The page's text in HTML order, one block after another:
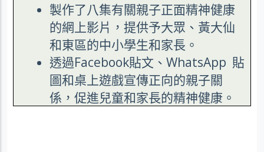
製作了八集有關親子正面精神健康
的網上影片，提供予大眾、黃大仙
和東區的中小學生和家長。
透過Facebook貼文、WhatsApp 貼
圖和桌上遊戲宣傳正向的親子關
係，促進兒童和家長的精神健康。